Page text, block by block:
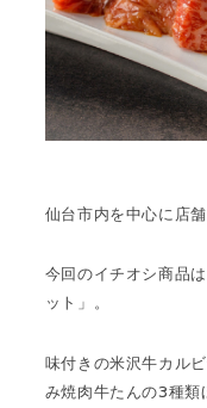
仙台市内を中心に店
今回のイチオシ商品は
ット」 。
味付きの米沢牛カル
み焼肉牛たんの3種類